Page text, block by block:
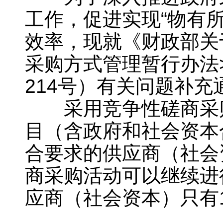
工作，促进实现“物有
效率，现就《财政部
采购方式管理暂行办
214号）有关问题补充
采用竞争性磋商采
目（含政府和社会资
合要求的供应商（社
商采购活动可以继续
应商（社会资本）只